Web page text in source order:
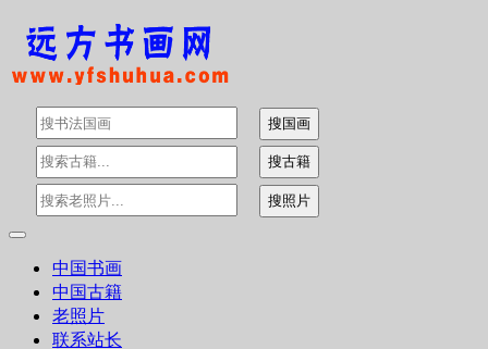
Skip
content
Expand
中国书画
中国古籍
老照片
联系站长